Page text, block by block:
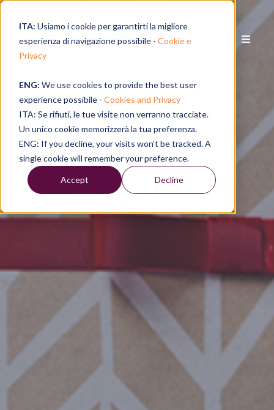
ITA: Usiamo i cookie per garantirti la migliore
esperienza di navigazione possibile - Cookie e
Privacy
ENG: We use cookies to provide the best user
experience possibile - Cookies and Privacy
ITA: Se rifiuti, le tue visite non verranno tracciate.
Un unico cookie memorizzerà la tua preferenza.
ENG: If you decline, your visits won’t be tracked. A
single cookie will remember your preference.
Accept Decline